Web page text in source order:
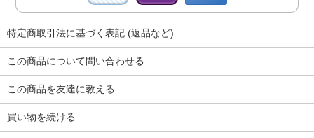
特定商取引法に基づく表記 (返品など)
この商品について問い合わせる
この商品を友達に教える
買い物を続ける